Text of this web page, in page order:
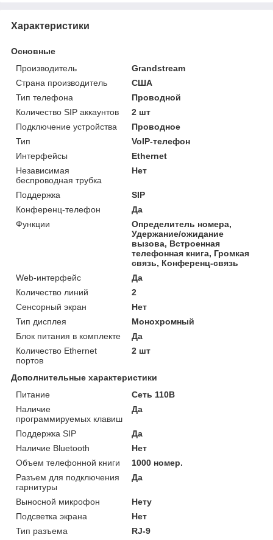
Характеристики
Основные
Производитель
Grandstream
Страна производитель
США
Тип телефона
Проводной
Количество SIP аккаунтов
2 шт
Подключение устройства
Проводное
Тип
VoIP-телефон
Интерфейсы
Ethernet
Независимая
беспроводная трубка
Нет
Поддержка
SIP
Конференц-телефон
Да
Функции
Определитель номера,
Удержание/ожидание
вызова, Встроенная
телефонная книга, Громкая
связь, Конференц-связь
Web-интерфейс
Да
Количество линий
2
Сенсорный экран
Нет
Тип дисплея
Монохромный
Блок питания в комплекте
Да
Количество Ethernet
портов
2 шт
Дополнительные характеристики
Питание
Сеть 110В
Наличие
программируемых клавиш
Да
Поддержка SIP
Да
Наличие Bluetooth
Нет
Объем телефонной книги
1000 номер.
Разъем для подключения
гарнитуры
Да
Выносной микрофон
Нету
Подсветка экрана
Нет
Тип разъема
RJ-9